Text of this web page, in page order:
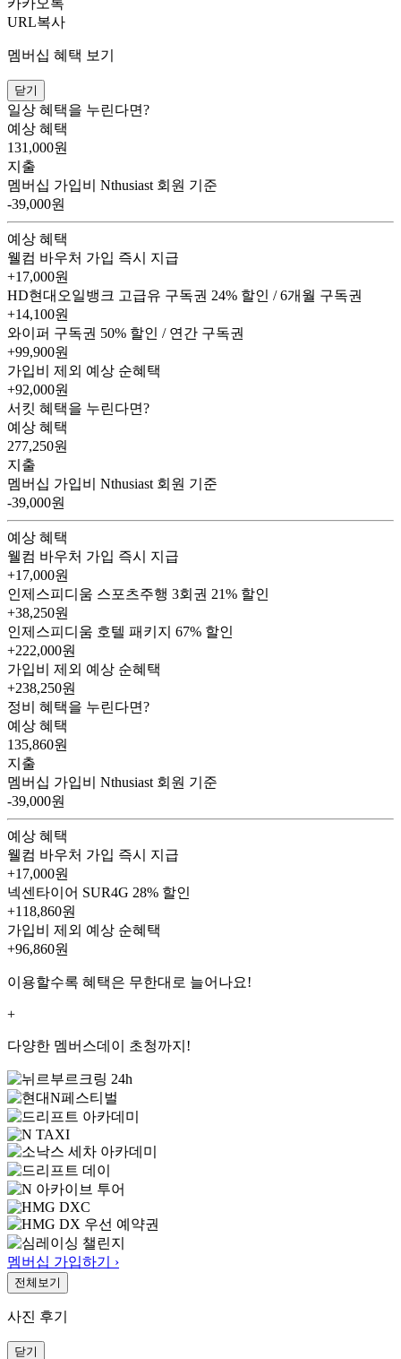
URL복사
멤버십 혜택 보기
닫기
일상 혜택을 누린다면?
예상 혜택
131,000원
지출
멤버십 가입비
Nthusiast 회원 기준
-39,000원
예상 혜택
웰컴 바우처 가입 즉시 지급
+17,000원
HD현대오일뱅크 고급유 구독권 24% 할인 / 6개월 구독권
+14,100원
와이퍼 구독권 50% 할인 / 연간 구독권
+99,900원
가입비 제외 예상 순혜택
+92,000원
서킷 혜택을 누린다면?
예상 혜택
277,250원
지출
멤버십 가입비
Nthusiast 회원 기준
-39,000원
예상 혜택
웰컴 바우처 가입 즉시 지급
+17,000원
인제스피디움 스포츠주행 3회권 21% 할인
+38,250원
인제스피디움 호텔 패키지 67% 할인
+222,000원
가입비 제외 예상 순혜택
+238,250원
정비 혜택을 누린다면?
예상 혜택
135,860원
지출
멤버십 가입비
Nthusiast 회원 기준
-39,000원
예상 혜택
웰컴 바우처 가입 즉시 지급
+17,000원
넥센타이어 SUR4G 28% 할인
+118,860원
가입비 제외 예상 순혜택
+96,860원
이용할수록 혜택은 무한대로 늘어나요!
+
다양한 멤버스데이 초청까지!
멤버십 가입하기 ›
전체보기
사진 후기
닫기